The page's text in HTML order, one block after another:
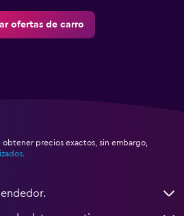
ofertas de carro
precios exactos, sin embargo,
.